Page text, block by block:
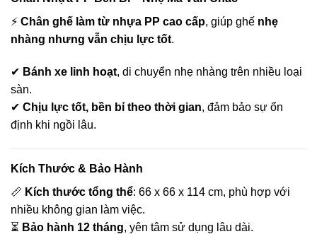
⚡ Chân ghế làm từ nhựa PP cao cấp, giúp ghế nhẹ
nhàng nhưng vẫn chịu lực tốt.
✔ Bánh xe linh hoạt, di chuyển nhẹ nhàng trên nhiều loại
sàn.
✔ Chịu lực tốt, bền bỉ theo thời gian, đảm bảo sự ổn
định khi ngồi lâu.
Kích Thước & Bảo Hành
📏 Kích thước tổng thể: 66 x 66 x 114 cm, phù hợp với
nhiều không gian làm việc.
⏳ Bảo hành 12 tháng, yên tâm sử dụng lâu dài.